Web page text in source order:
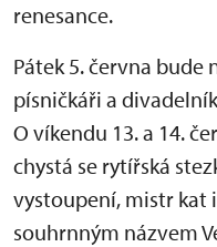
renesance.
Pátek 5. června
písničkáři a
O víkendu 13. a 14.
chystá se rytířská
vystoupení, mistr kat
souhrnným názvem